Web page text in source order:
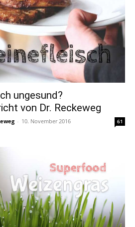
ungesund?
von Dr. Reckeweg
- 10. November 2016 61